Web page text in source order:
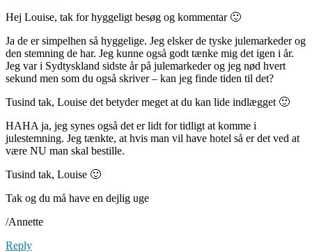
Hej Louise, tak for hyggeligt besøg og kommentar 🙂
Ja de er simpelhen så hyggelige. Jeg elsker de tyske julemarkeder og
den stemning de har. Jeg kunne også godt tænke mig det igen i år.
Jeg var i Sydtyskland sidste år på julemarkeder og jeg nød hvert
sekund men som du også skriver – kan jeg finde tiden til det?
Tusind tak, Louise det betyder meget at du kan lide indlægget 🙂
HAHA ja, jeg synes også det er lidt for tidligt at komme i
julestemning. Jeg tænkte, at hvis man vil have hotel så er det ved at
være NU man skal bestille.
Tusind tak, Louise 🙂
Tak og du må have en dejlig uge
/Annette
Reply